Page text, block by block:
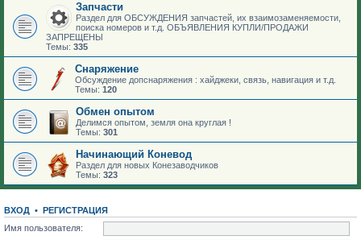
Запчасти
Раздел для ОБСУЖДЕНИЯ запчастей, их взаимозаменяемости,
поиска номеров и т.д. ОБЪЯВЛЕНИЯ КУПЛИ/ПРОДАЖИ
ЗАПРЕЩЕНЫ
Темы: 335
Снаряжение
Обсуждение допснаряжения : хайджеки, связь, навигация и т.д.
Темы: 120
Обмен опытом
Делимся опытом, земля она круглая !
Темы: 301
Начинающий Коневод
Раздел для новых Конезаводчиков
Темы: 323
ВХОД • РЕГИСТРАЦИЯ
Имя пользователя: